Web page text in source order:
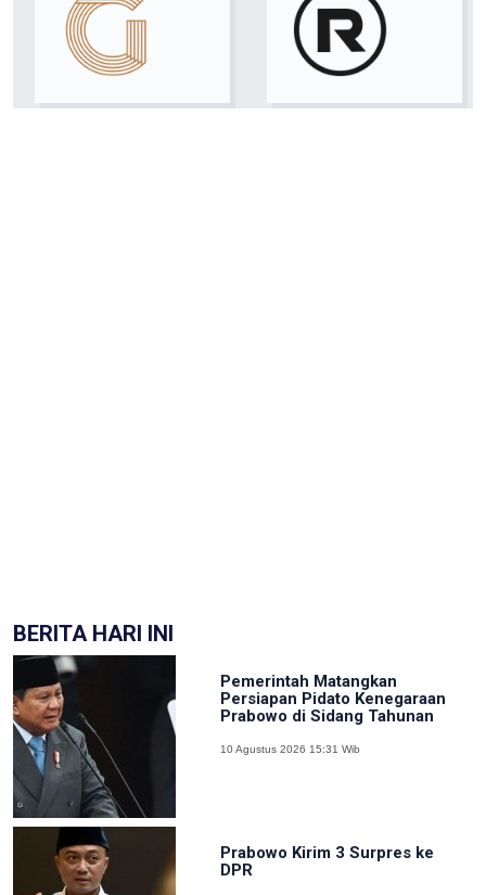
BERITA HARI INI
Pemerintah Matangkan
Persiapan Pidato Kenegaraan
Prabowo di Sidang Tahunan
10 Agustus 2026 15:31 Wib
Prabowo Kirim 3 Surpres ke
DPR